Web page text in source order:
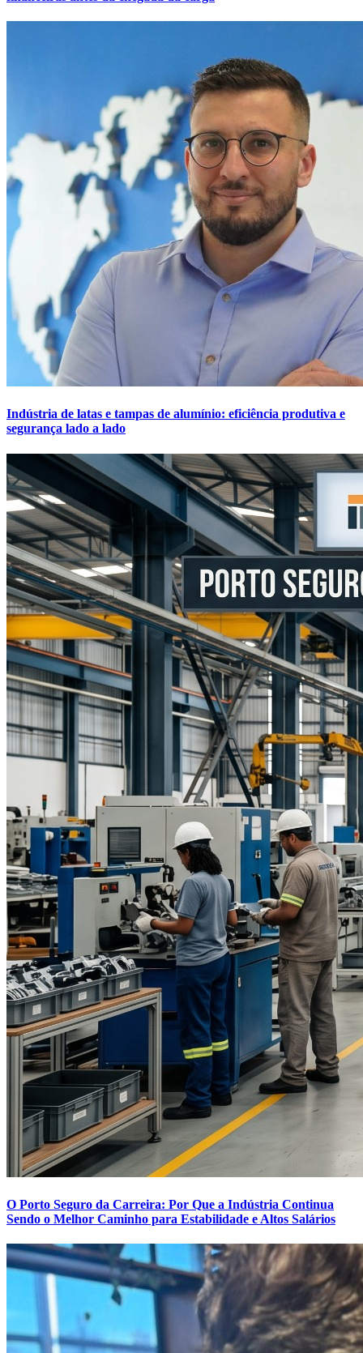
Indústria de latas e tampas de alumínio: eficiência produtiva e
segurança lado a lado
O Porto Seguro da Carreira: Por Que a Indústria Continua
Sendo o Melhor Caminho para Estabilidade e Altos Salários